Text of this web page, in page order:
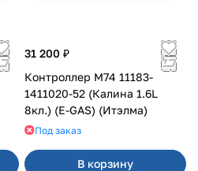
31 200 ₽
Контроллер М74 11183-
1411020-52 (Калина 1.6L
8кл.) (E-GAS) (Итэлма)
Под заказ
В корзину